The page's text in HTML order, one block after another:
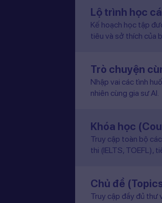
Lộ trình học
Kế hoạch học tập
tiêu và sở thích của
Trò chuyện
Nhập vai các tình
nhiên cùng gia sư AI.
Khóa học
Truy cập toàn bộ
thi (IELTS, TOEFL),
Chủ đề
Truy cập đầy đủ thư